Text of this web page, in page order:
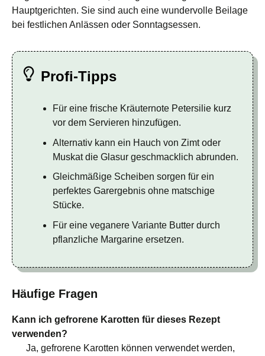
Hauptgerichten. Sie sind auch eine wundervolle Beilage
bei festlichen Anlässen oder Sonntagsessen.
Profi-Tipps
Für eine frische Kräuternote Petersilie kurz
vor dem Servieren hinzufügen.
Alternativ kann ein Hauch von Zimt oder
Muskat die Glasur geschmacklich abrunden.
Gleichmäßige Scheiben sorgen für ein
perfektes Garergebnis ohne matschige
Stücke.
Für eine veganere Variante Butter durch
pflanzliche Margarine ersetzen.
Häufige Fragen
Kann ich gefrorene Karotten für dieses Rezept
verwenden?
Ja, gefrorene Karotten können verwendet werden,